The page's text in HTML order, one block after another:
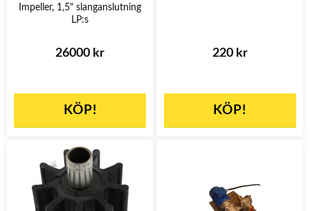
Impeller, 1,5" slanganslutning
LP:s
26000 kr
KÖP!
220 kr
KÖP!